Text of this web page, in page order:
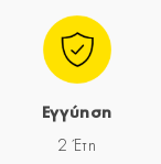
Εγγύηση
2 Έτη